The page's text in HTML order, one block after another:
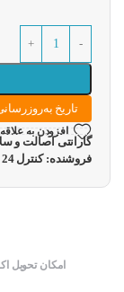
تاریخ به‌روزرسانی
افزودن به
گارانتی اصالت و
فروشنده: کنترل 24
امکان تحویل